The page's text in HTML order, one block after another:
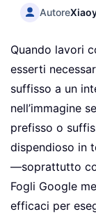
Autore
Quando lavori
esserti
suffisso a un
nell’immagine
prefisso o
dispendioso in
—soprattutto
Fogli Google
efficaci per